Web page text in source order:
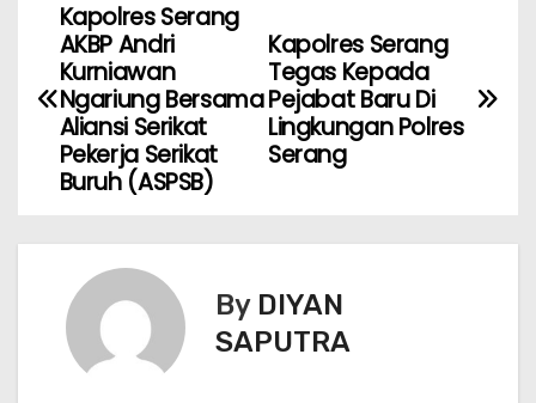
Kapolres Serang
Tegas Kepada
Pejabat Baru Di
Lingkungan Polres
Serang
Kapolres Serang
AKBP Andri
Kurniawan
Ngariung Bersama
Aliansi Serikat
Pekerja Serikat
Buruh (ASPSB)
By DIYAN
SAPUTRA